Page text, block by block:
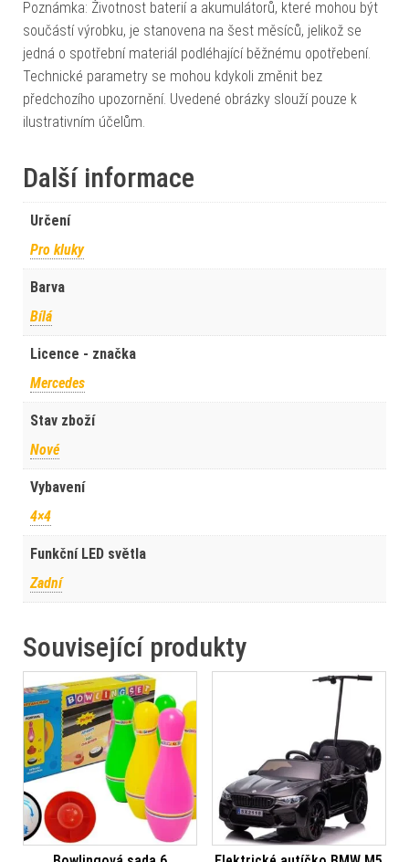
Poznámka: Životnost baterií a akumulátorů, které mohou být
součástí výrobku, je stanovena na šest měsíců, jelikož se
jedná o spotřební materiál podléhající běžnému opotřebení.
Technické parametry se mohou kdykoli změnit bez
předchozího upozornění. Uvedené obrázky slouží pouze k
ilustrativním účelům.
Další informace
Určení
Pro kluky
Barva
Bílá
Licence - značka
Mercedes
Stav zboží
Nové
Vybavení
4×4
Funkční LED světla
Zadní
Související produkty